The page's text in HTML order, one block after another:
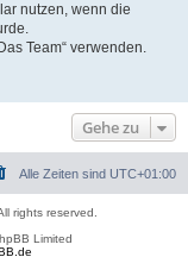
nutzen, wenn die
Team“ verwenden.
Gehe zu
Alle Zeiten sind UTC+01:00
rights reserved.
Limited